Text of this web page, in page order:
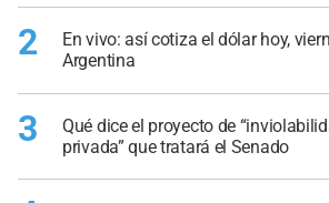
2
En vivo: así cotiza el dólar hoy,
Argentina
3
Qué dice el proyecto de
privada” que tratará el Senado